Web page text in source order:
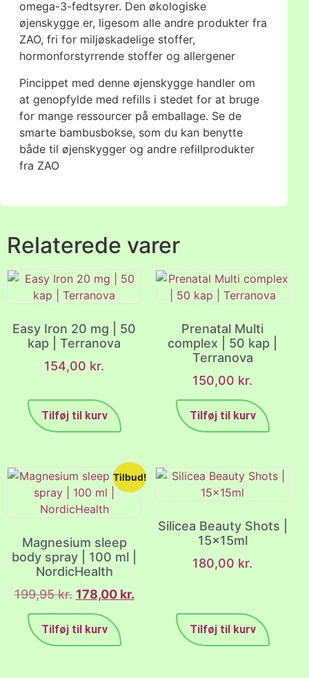
omega-3-fedtsyrer. Den økologiske
øjenskygge er, ligesom alle andre produkter fra
ZAO, fri for miljøskadelige stoffer,
hormonforstyrrende stoffer og allergener
Pincippet med denne øjenskygge handler om
at genopfylde med refills i stedet for at bruge
for mange ressourcer på emballage. Se de
smarte bambusbokse, som du kan benytte
både til øjenskygger og andre refillprodukter
fra ZAO
Relaterede varer
Easy Iron 20 mg | 50
kap | Terranova
154,00 kr.
Tilføj til kurv
Prenatal Multi
complex | 50 kap |
Terranova
150,00 kr.
Tilføj til kurv
Tilbud!
Magnesium sleep
body spray | 100 ml |
NordicHealth
199,95kr. 178,00 kr.
Tilføj til kurv
Silicea Beauty Shots |
15x15ml
180,00 kr.
Tilføj til kurv